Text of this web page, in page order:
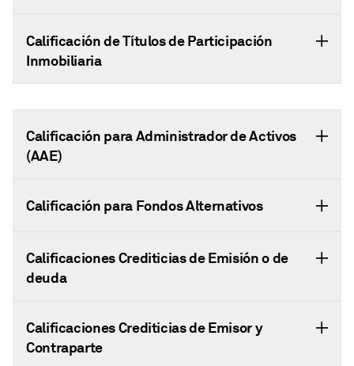
Calificación de Títulos de Participación
Inmobiliaria
Calificación para Administrador de Activos
(AAE)
Calificación para Fondos Alternativos
Calificaciones Crediticias de Emisión o de
deuda
Calificaciones Crediticias de Emisor y
Contraparte